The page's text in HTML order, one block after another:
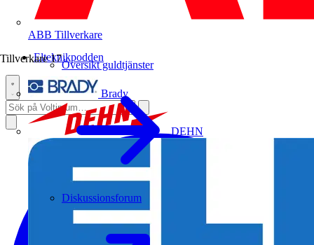
ABB Tillverkare
Tillverkare 17
Brady
DEHN
Översikt guldtjänster
Diskussionsforum
Elteknikpodden